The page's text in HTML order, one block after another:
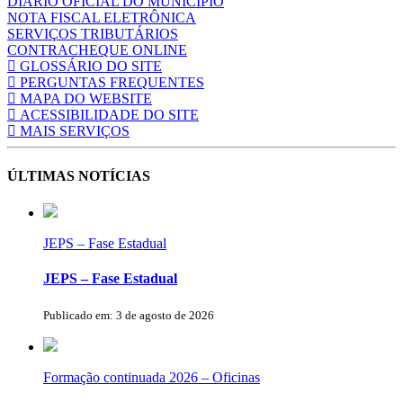
NOTA FISCAL ELETRÔNICA
SERVIÇOS TRIBUTÁRIOS
CONTRACHEQUE ONLINE
GLOSSÁRIO DO SITE
PERGUNTAS FREQUENTES
MAPA DO WEBSITE
ACESSIBILIDADE DO SITE
MAIS SERVIÇOS
ÚLTIMAS NOTÍCIAS
JEPS – Fase Estadual
JEPS – Fase Estadual
Publicado em: 3 de agosto de 2026
Formação continuada 2026 – Oficinas